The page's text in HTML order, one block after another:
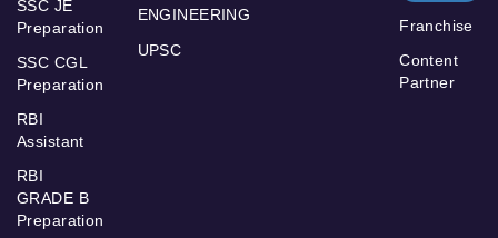
SSC JE
Preparation
SSC CGL
Preparation
RBI
Assistant
RBI
GRADE B
Preparation
ENGINEERING
UPSC
Franchise
Content
Partner